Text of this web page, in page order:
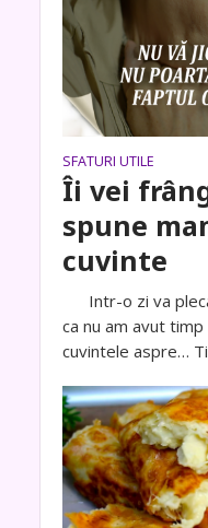
SFATURI UTILE
Îi vei
spune
cuvinte
Intr-o zi va
ca nu am avut
cuvintele aspre…